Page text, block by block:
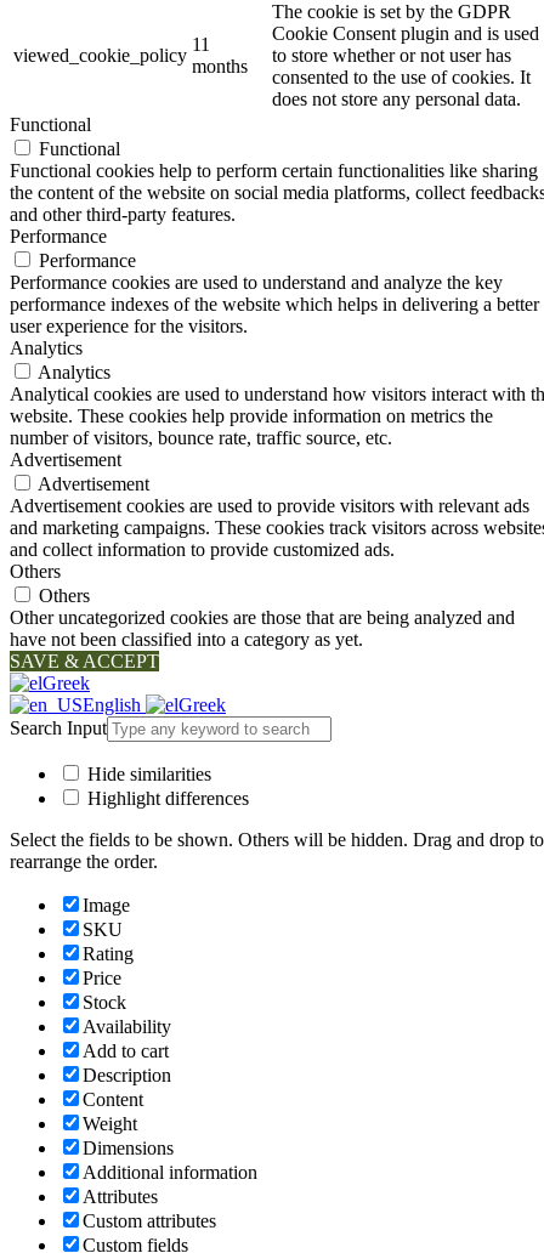
viewed_cookie_policy
11
months
The cookie is set by the GDPR
Cookie Consent plugin and is used
to store whether or not user has
consented to the use of cookies. It
does not store any personal data.
Functional
Functional
Functional cookies help to perform certain functionalities like sharing
the content of the website on social media platforms, collect
and other third-party features.
Performance
Performance
Performance cookies are used to understand and analyze the key
performance indexes of the website which helps in delivering a better
user experience for the visitors.
Analytics
Analytics
Analytical cookies are used to understand how visitors interact with
website. These cookies help provide information on metrics the
number of visitors, bounce rate, traffic source, etc.
Advertisement
Advertisement
Advertisement cookies are used to provide visitors with relevant ads
and marketing campaigns. These cookies track visitors across
and collect information to provide customized ads.
Others
Others
Other uncategorized cookies are those that are being analyzed and
have not been classified into a category as yet.
SAVE & ACCEPT
Greek
English
Greek
Search Input
Hide similarities
Highlight differences
Select the fields to be shown. Others will be hidden. Drag and drop to
rearrange the order.
Image
SKU
Rating
Price
Stock
Availability
Add to cart
Description
Content
Weight
Dimensions
Additional information
Attributes
Custom attributes
Custom fields